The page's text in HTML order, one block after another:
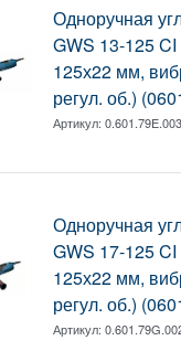
Одноручная
GWS 13-125
125х22 мм,
регул. об.)
Артикул:
Одноручная
GWS 17-125 CI
125х22 мм,
регул. об.)
Артикул: